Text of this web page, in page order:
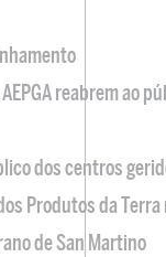
reabrem ao
dos centros
Produtos da
de San Martino